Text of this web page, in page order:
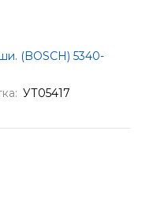
(BOSCH) 5340-
УТ05417